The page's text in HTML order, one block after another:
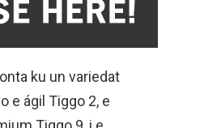
ku un variedat
e ágil Tiggo 2, e